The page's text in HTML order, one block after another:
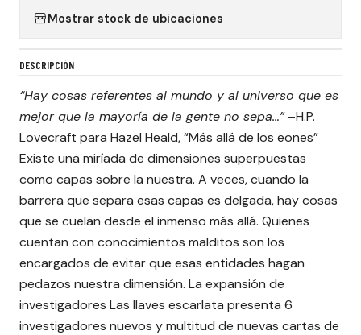
Mostrar stock de ubicaciones
DESCRIPCIÓN
“Hay cosas referentes al mundo y al universo que es
mejor que la mayoría de la gente no sepa…”–H.P.
Lovecraft para Hazel Heald, “Más allá de los eones”
Existe una miríada de dimensiones superpuestas
como capas sobre la nuestra. A veces, cuando la
barrera que separa esas capas es delgada, hay cosas
que se cuelan desde el inmenso más allá. Quienes
cuentan con conocimientos malditos son los
encargados de evitar que esas entidades hagan
pedazos nuestra dimensión. La expansión de
investigadores Las llaves escarlata presenta 6
investigadores nuevos y multitud de nuevas cartas de